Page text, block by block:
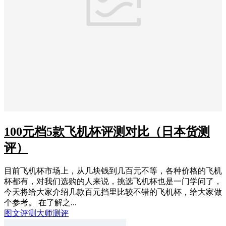
100元档5款飞机杯评测对比（日本货测
评）
目前飞机杯市场上，从几块钱到几百元不等，各种价格的飞机
杯都有，对我们选购的人来说，挑选飞机杯也是一门学问了，
今天将给大家介绍几款百元挡里比较不错的飞机杯，给大家做
个参考。 在了解之...
图文评测 大师测评